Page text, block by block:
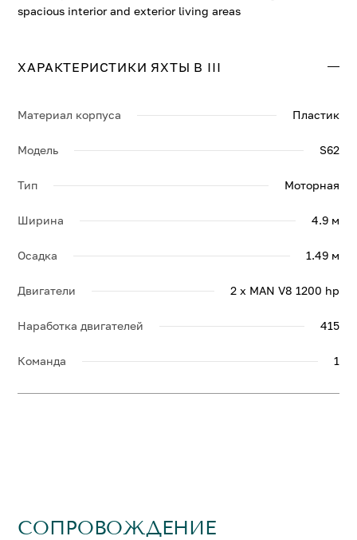
spacious interior and exterior living areas
ХАРАКТЕРИСТИКИ ЯХТЫ B III
Материал корпуса Пластик
Модель S62
Тип Моторная
Ширина 4.9 м
Осадка 1.49 м
Двигатели 2 x MAN V8 1200 hp
Наработка двигателей 415
Команда 1
СОПРОВОЖДЕНИЕ